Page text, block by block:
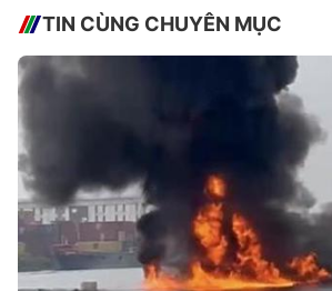
TIN CÙNG CHUYÊN MỤC